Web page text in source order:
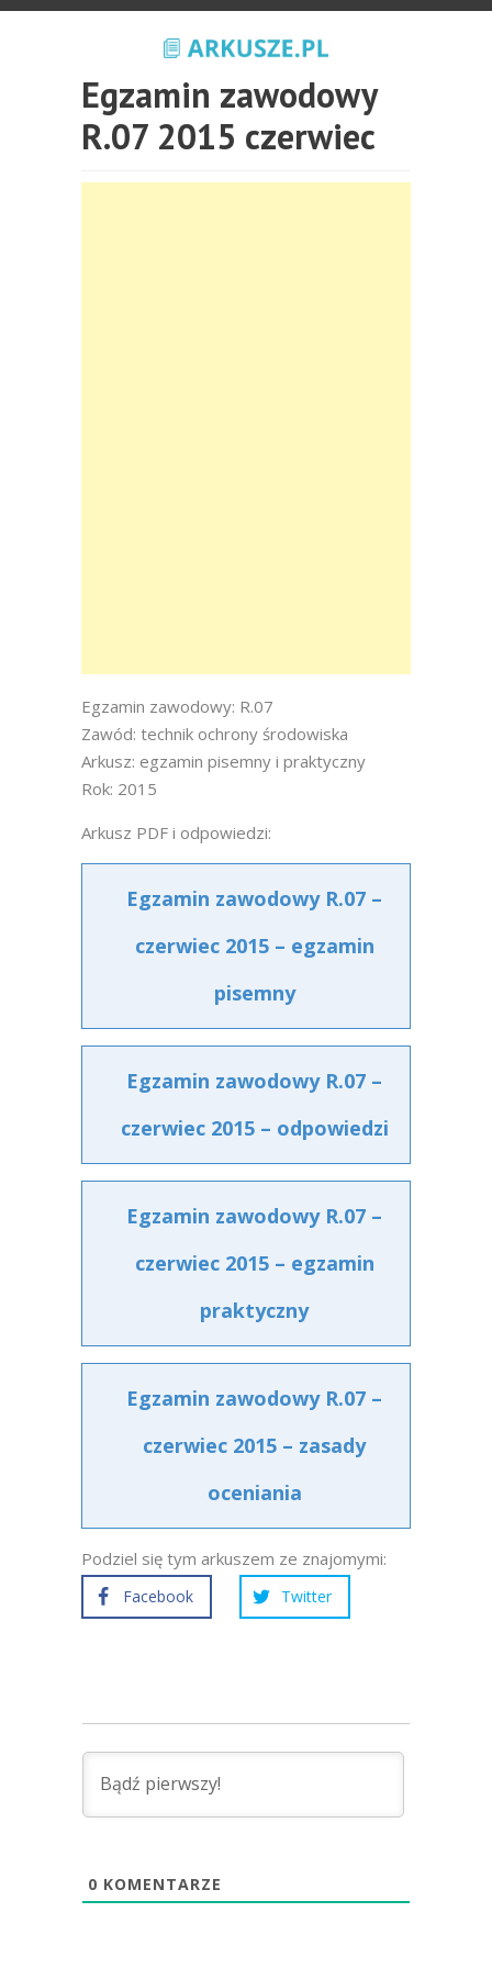
Egzamin zawodowy
R.07 2015 czerwiec
Egzamin zawodowy: R.07
Zawód: technik ochrony środowiska
Arkusz: egzamin pisemny i praktyczny
Rok: 2015
Arkusz PDF i odpowiedzi:
Egzamin zawodowy R.07 –
czerwiec 2015 – egzamin
pisemny
Egzamin zawodowy R.07 –
czerwiec 2015 – odpowiedzi
Egzamin zawodowy R.07 –
czerwiec 2015 – egzamin
praktyczny
Egzamin zawodowy R.07 –
czerwiec 2015 – zasady
oceniania
Podziel się tym arkuszem ze znajomymi:
Facebook Twitter
0 KOMENTARZE